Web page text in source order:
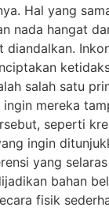
Hal yang
nada hangat
salah satu
mereka
seperti
ingin
yang
bahan
fisik